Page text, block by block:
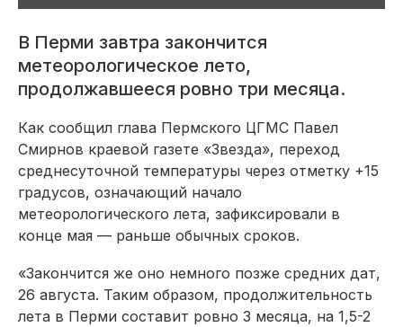
В Перми завтра закончится
метеорологическое лето,
продолжавшееся ровно три месяца.
Как сообщил глава Пермского ЦГМС Павел
Смирнов краевой газете «Звезда», переход
среднесуточной температуры через отметку +15
градусов, означающий начало
метеорологического лета, зафиксировали в
конце мая — раньше обычных сроков.
«Закончится же оно немного позже средних дат,
26 августа. Таким образом, продолжительность
лета в Перми составит ровно 3 месяца, на 1,5-2